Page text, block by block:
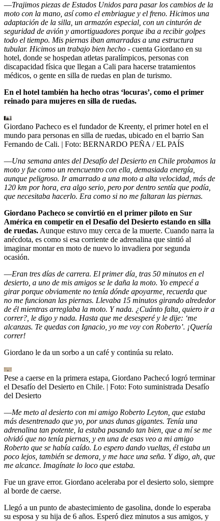
—Trajimos piezas de Estados Unidos para pasar los cambios de la
moto con la mano, así como el embriague y el freno. Hicimos una
adaptación de la silla, un armazón especial, con un cinturón de
seguridad de avión y amortiguadores porque iba a recibir golpes
todo el tiempo. Mis piernas iban amarradas a una estructura
tubular. Hicimos un trabajo bien hecho - cuenta Giordano en su
hotel, donde se hospedan atletas paralímpicos, personas con
discapacidad física que llegan a Cali para hacerse tratamientos
médicos, o gente en silla de ruedas en plan de turismo.
En el hotel también ha hecho otras ‘locuras’, como el primer
reinado para mujeres en silla de ruedas.
Giordano Pacheco es el fundador de Kreenty, el primer hotel en el
mundo para personas en silla de ruedas, ubicado en el barrio San
Fernando de Cali. | Foto: BERNARDO PEÑA / EL PAÍS
—Una semana antes del Desafío del Desierto en Chile probamos la
moto y fue como un reencuentro con ella, demasiada energía,
aunque peligroso. Ir amarrado a una moto a alta velocidad, más de
120 km por hora, era algo serio, pero por dentro sentía que podía,
que necesitaba hacerlo. Era como si no me faltaran las piernas.
Giordano Pacheco se convirtió en el primer piloto en Sur
América en competir en el Desafío del Desierto estando en silla
de ruedas. Aunque estuvo muy cerca de la muerte. Cuando narra la
anécdota, es como si esa corriente de adrenalina que sintió al
imaginar montar en moto de nuevo lo invadiera por segunda
ocasión.
—Eran tres días de carrera. El primer día, tras 50 minutos en el
desierto, a uno de mis amigos se le daña la moto. Yo empecé a
girar porque obviamente no tenía dónde apoyarme, recuerda que
no me funcionan las piernas. Llevaba 15 minutos girando alrededor
de él mientras arreglaba la moto. Y nada. ¿Cuánto falta, quiero ir a
correr?, le digo y nada. Hasta que me desesperé y le dije: ‘me
alcanzas. Te quedas con Ignacio, yo me voy con Roberto’. ¡Quería
correr!
Giordano le da un sorbo a un café y continúa su relato.
Pese a caerse en la primera estapa, Giordano Pachecó logró terminar
el Desafío del Desierto en Chile. | Foto: Foto suministrada Desafío
del Desierto
—Me meto al desierto con mi amigo Roberto Leyton, que estaba
más desentrenado que yo, por unas dunas gigantes. Tenía una
adrenalina tan potente, la estaba pasando tan bien, que a mí se me
olvidó que no tenía piernas, y en una de esas veo a mi amigo
Roberto que se había caído. Lo espero dando vueltas, él estaba un
poco lejos, también se demora, y me hace una seña. Y digo, ah, que
me alcance. Imagínate lo loco que estaba.
Fue un grave error. Giordano aceleraba por el desierto solo, siempre
al borde de caerse.
Llegó a un punto de abastecimiento de gasolina, donde lo esperaba
su esposa y su hija de 6 años. Esperó diez minutos a sus amigos, y